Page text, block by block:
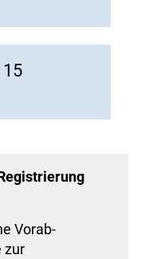
Vorab-
zur